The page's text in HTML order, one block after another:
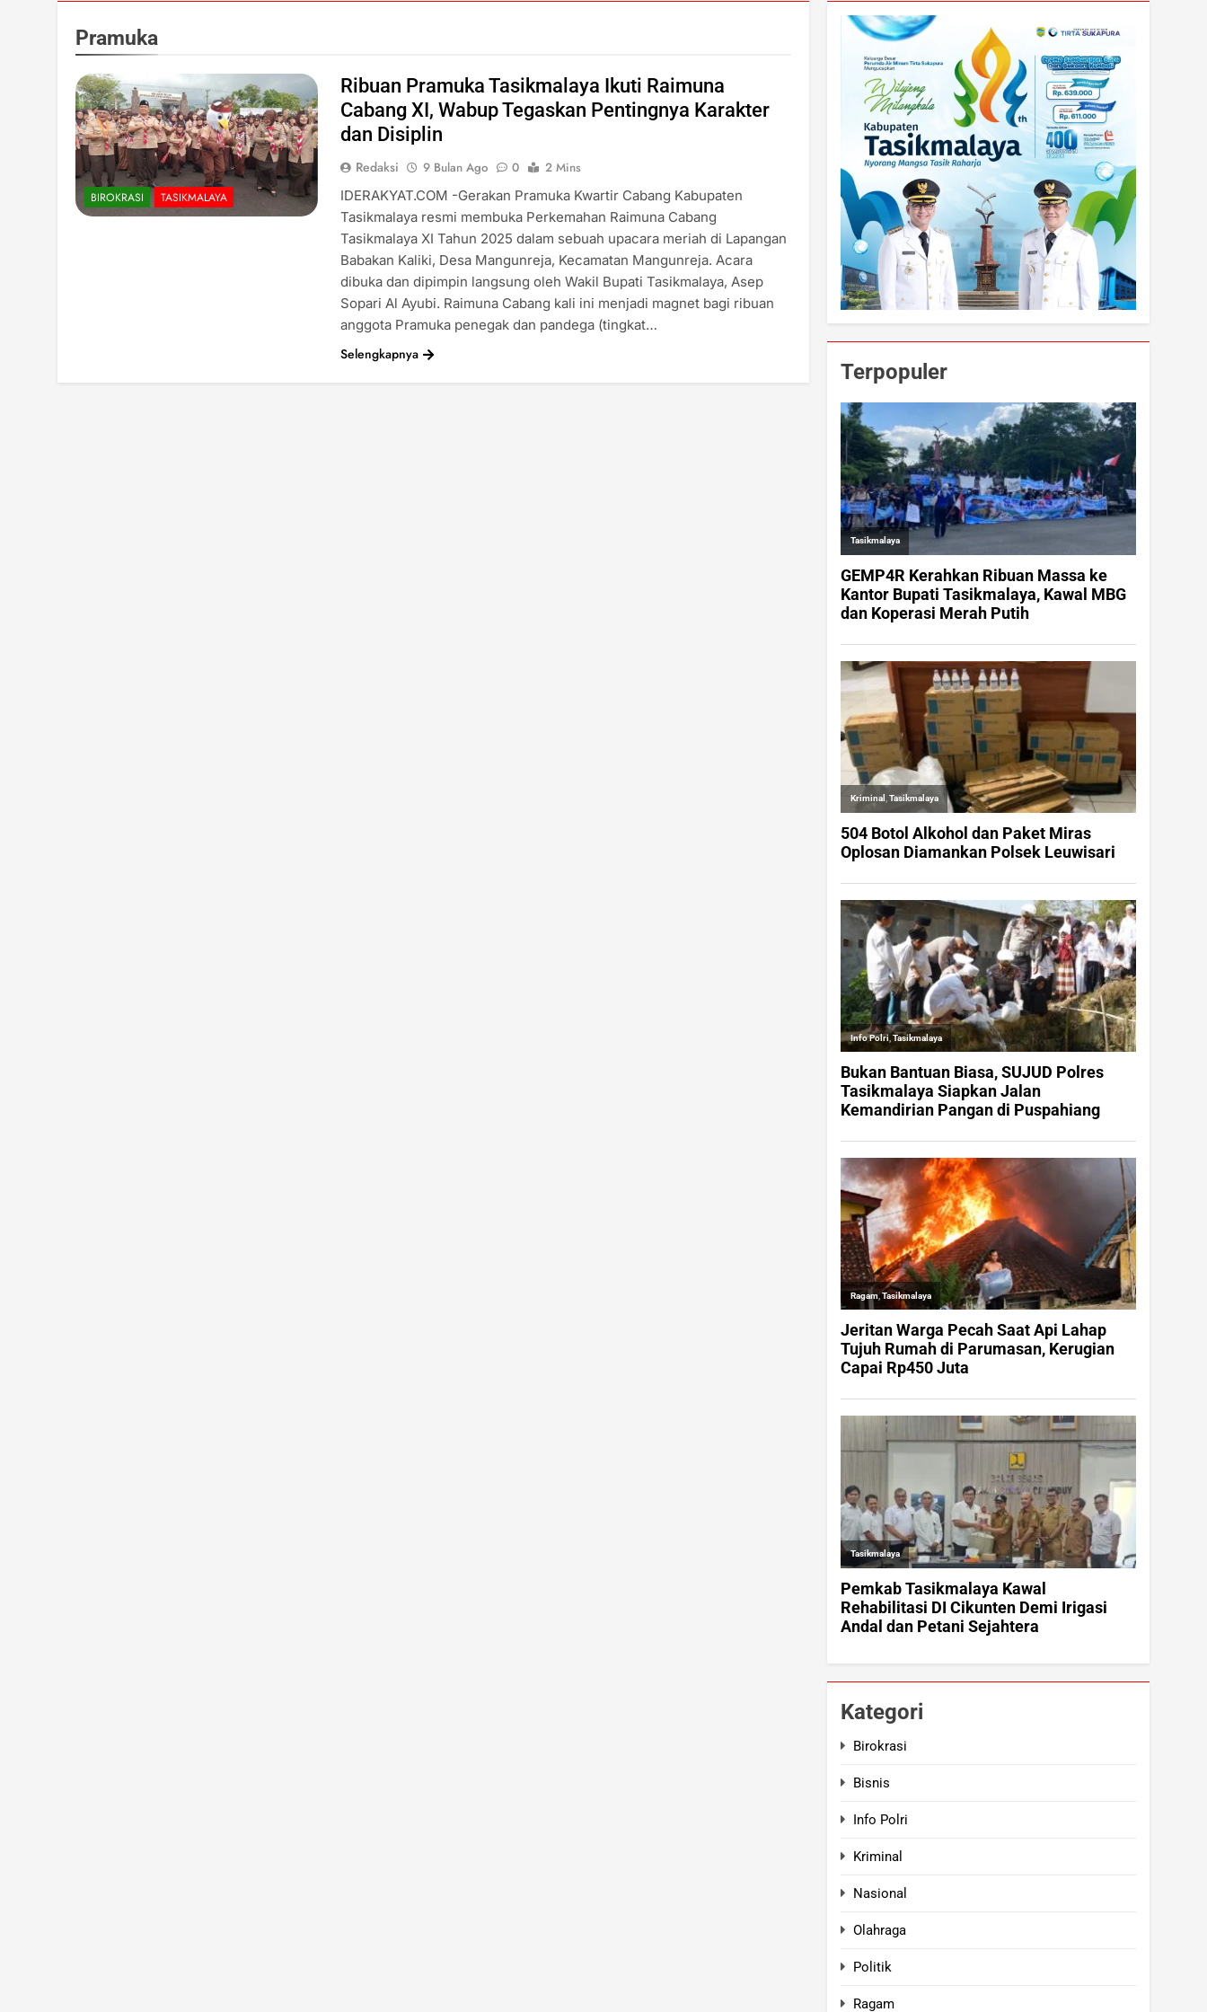
Pramuka
BIROKRASI TASIKMALAYA
Ribuan Pramuka Tasikmalaya Ikuti Raimuna
Cabang XI, Wabup Tegaskan Pentingnya Karakter
dan Disiplin
Redaksi 9 Bulan Ago 0
2 Mins
IDERAKYAT.COM -Gerakan Pramuka Kwartir Cabang Kabupaten
Tasikmalaya resmi membuka Perkemahan Raimuna Cabang
Tasikmalaya XI Tahun 2025 dalam sebuah upacara meriah di Lapangan
Babakan Kaliki, Desa Mangunreja, Kecamatan Mangunreja. Acara
dibuka dan dipimpin langsung oleh Wakil Bupati Tasikmalaya, Asep
Sopari Al Ayubi. Raimuna Cabang kali ini menjadi magnet bagi ribuan
anggota Pramuka penegak dan pandega (tingkat…
Selengkapnya
Terpopuler
Kategori
Birokrasi
Bisnis
Info Polri
Kriminal
Nasional
Olahraga
Politik
Ragam